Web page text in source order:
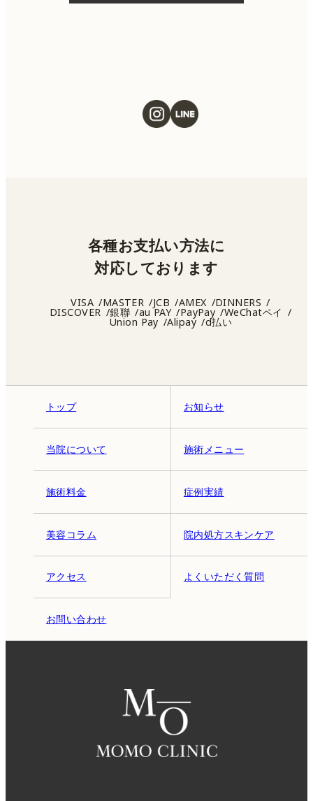
希望の場合は、ご予約の際にお気軽にご相談
トップ お知らせ
当院について 施術メニュー
施術料金 症例実績
美容コラム 院内処方スキンケア
アクセス よくいただく質問
お問い合わせ
各種お支払い方法に
対応しております
VISA MASTER JCB AMEX DINNERS
DISCOVER 銀聯 au PAY PayPay WeChatペイ
Union Pay Alipay d払い